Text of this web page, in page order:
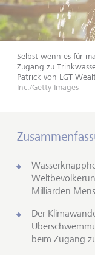
Selbst wenn es für
Zugang zu
Patrick von LGT
Inc./Getty Images
Milliarden
Der
beim Zugang